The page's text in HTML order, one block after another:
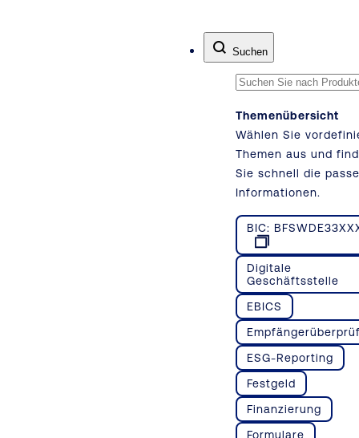
Suchen
Themenübersicht
Wählen Sie
Themen aus und
Sie schnell die
Informationen.
BIC:
Digitale
Geschäftsstelle
EBICS
ESG-Reporting
Festgeld
Finanzierung
Formulare